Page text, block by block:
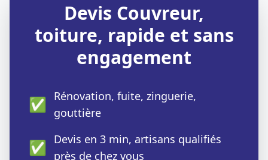
Devis Couvreur,
toiture, rapide et sans
engagement
✅ Rénovation, fuite, zinguerie,
gouttière
✅ Devis en 3 min, artisans qualifiés
près de chez vous